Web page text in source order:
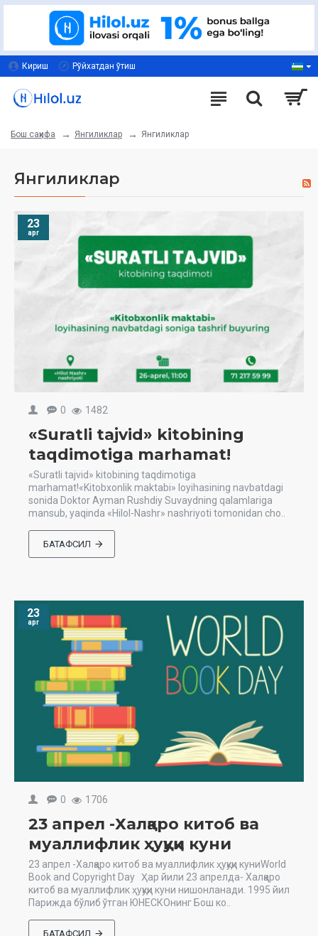
Кириш Рўйхатдан ўтиш
Бош саҳифа Янгиликлар Янгиликлар
Янгиликлар
23
apr
0 1482
«Suratli tajvid» kitobining
taqdimotiga marhamat!
«Suratli tajvid» kitobining taqdimotiga
marhamat!«Kitobxonlik maktabi» loyihasining navbatdagi
sonida Doktor Ayman Rushdiy Suvaydning qalamlariga
mansub, yaqinda «Hilol-Nashr» nashriyoti tomonidan cho..
БАТАФСИЛ
23
apr
0 1706
23 апрел -Халқаро китоб ва
муаллифлик ҳуқуқи куни
23 апрел -Халқаро китоб ва муаллифлик ҳуқуқи куниWorld
Book and Copyright Day Ҳар йили 23 апрелда- Халқаро
китоб ва муаллифлик ҳуқуқи куни нишонланади. 1995 йил
Парижда бўлиб ўтган ЮНЕСКОнинг Бош ко..
БАТАФСИЛ